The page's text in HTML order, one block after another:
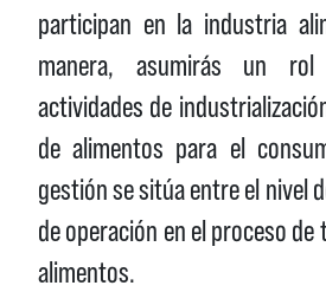
participan en la industria
manera, asumirás un
actividades de
de alimentos para el
gestión se sitúa entre el nivel
de operación en el proceso
alimentos.